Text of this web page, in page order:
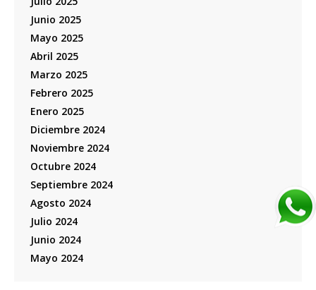
Junio 2025
Mayo 2025
Abril 2025
Marzo 2025
Febrero 2025
Enero 2025
Diciembre 2024
Noviembre 2024
Octubre 2024
Septiembre 2024
Agosto 2024
Julio 2024
Junio 2024
Mayo 2024